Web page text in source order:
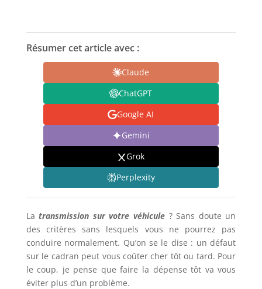
Résumer cet article avec :
Claude
ChatGPT
Google AI
Gemini
Grok
Perplexity
Latransmission sur votre véhicule ? Sans doute un
des critères sans lesquels vous ne pourrez pas
conduire normalement. Qu’on se le dise : un défaut
sur le cadran peut vous coûter cher tôt ou tard. Pour
le coup, je pense que faire la dépense tôt va vous
éviter plus d’un problème.